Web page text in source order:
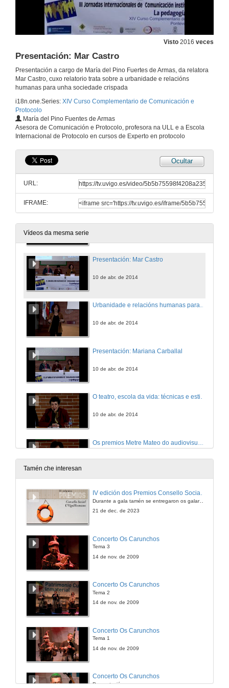
Visto 2016 veces
Presentación: Mar Castro
Presentación a cargo de María del Pino Fuertes de Armas, da relatora
Mar Castro, cuxo relatorio trata sobre a urbanidade e relacións
humanas para unha sociedade crispada
i18n.one.Series: XIV Curso Complementario de Comunicación e
Protocolo
María del Pino Fuentes de Armas
Asesora de Comunicación e Protocolo, profesora na ULL e a Escola
Internacional de Protocolo en cursos de Experto en protocolo
Ocultar
URL:
IFRAME:
Vídeos da mesma serie
9 de abr. de 2014
Intervención de Estela Bernad
9 de abr. de 2014
Presentación: Proxección audiovisual do alumnado de Comunicación Audiovisual e de Publicidade
9 de abr. de 2014
Proxección audiovisual do alumnado de Comunicación Audiovisual e de Publicidade
Presentación: Mar Castro
10 de abr. de 2014
Urbanidade e relacións humanas para unha sociedade crispada
10 de abr. de 2014
Presentación: Mariana Carballal
10 de abr. de 2014
O teatro, escola da vida: técnicas e estilos do acto teatral e a súa utilidade na práctica das relacións sociais
10 de abr. de 2014
10 de abr. de 2014
Tamén che interesan
IV edición dos Premios Consello Social UVigo Humana
Durante a gala tamén se entregaron os galardóns aos mellores TFG e TFM en materia de Axenda 2030
21 de dec. de 2023
Concerto Os Carunchos
Tema 3
14 de nov. de 2009
Concerto Os Carunchos
Tema 2
14 de nov. de 2009
Concerto Os Carunchos
Tema 1
14 de nov. de 2009
Concerto Os Carunchos
Presentación